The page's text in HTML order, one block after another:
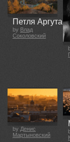
Петля Аргута
by Влад
Соколовский
by Денис
Мартыновский